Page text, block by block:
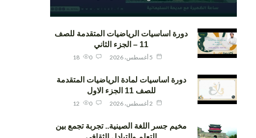
دورة اساسيات الرياضيات المتقدمة للصف
11 – الجزء الثاني
0
18
دورة اساسيات لمادة الرياضيات المتقدمة
للصف 11 الجزء الاول
0
مخيم جسر اللغة الصينية.. تجربة تجمع بين